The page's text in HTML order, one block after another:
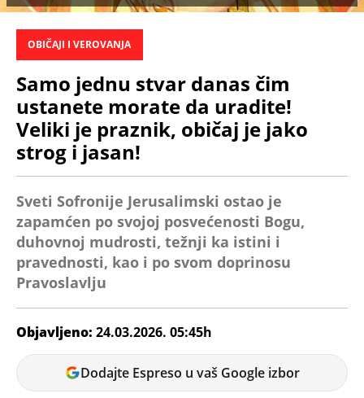
OBIČAJI I VEROVANJA
Samo jednu stvar danas čim
ustanete morate da uradite!
Veliki je praznik, običaj je jako
strog i jasan!
Sveti Sofronije Jerusalimski ostao je
zapamćen po svojoj posvećenosti Bogu,
duhovnoj mudrosti, težnji ka istini i
pravednosti, kao i po svom doprinosu
Pravoslavlju
Objavljeno: 24.03.2026. 05:45h
Dijana
Spasov
Dodajte Espreso u vaš Google izbor